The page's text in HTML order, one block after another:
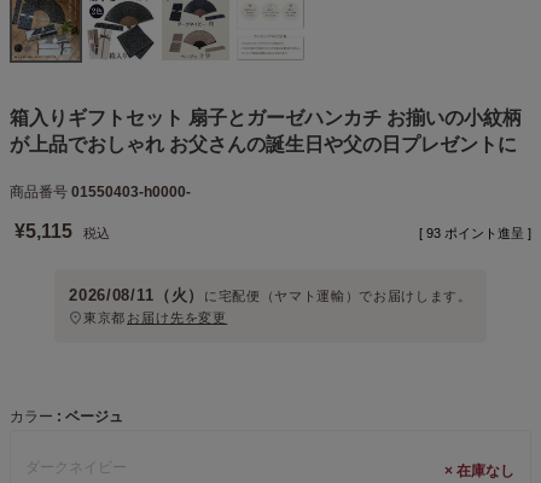
箱入りギフトセット 扇子とガーゼハンカチ お揃いの小紋柄
が上品でおしゃれ お父さんの誕生日や父の日プレゼントに
商品番号 01550403-h0000-
¥5,115 税込 [ 93 ポイント進呈 ]
2026/08/11（火） に 宅配便（ヤマト運輸） でお届けします。
東京都 お届け先を変更
カラー ベージュ
ダークネイビー ×